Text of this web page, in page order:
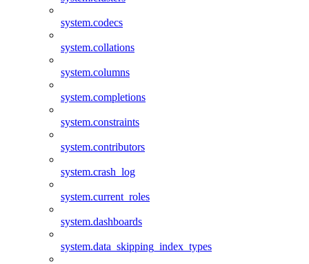
system.codecs
system.collations
system.columns
system.completions
system.constraints
system.contributors
system.crash_log
system.current_roles
system.dashboards
system.data_skipping_index_types